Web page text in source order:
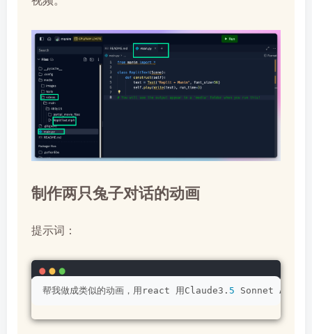
制作两只兔子对话的动画
提示词：
帮我做成类似的动画，用react 用Claude3. 5 Sonnet Artifacts